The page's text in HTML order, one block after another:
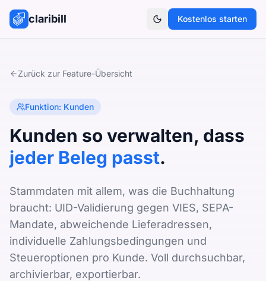
claribill Theme umschalten
Kostenlos starten
Zurück zur Feature-Übersicht
Funktion: Kunden
Kunden so verwalten, dass
jeder Beleg passt.
Stammdaten mit allem, was die Buchhaltung
braucht: UID-Validierung gegen VIES, SEPA-
Mandate, abweichende Lieferadressen,
individuelle Zahlungsbedingungen und
Steueroptionen pro Kunde. Voll durchsuchbar,
archivierbar, exportierbar.